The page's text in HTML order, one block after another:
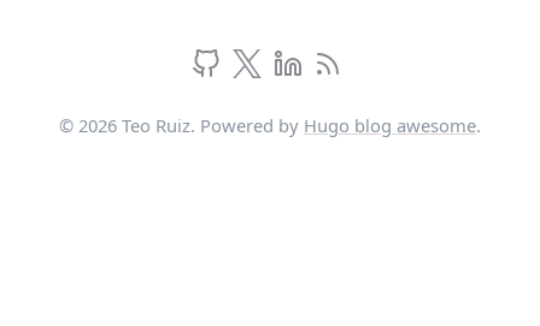
© 2026 Teo Ruiz. Powered by Hugo blog awesome.